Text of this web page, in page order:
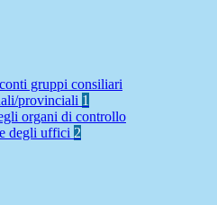
gruppi consiliari
provinciali 1
organi di controllo
degli uffici 2